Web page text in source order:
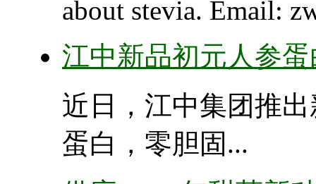
about stevia. Email:
江中新品初元人参
近日，江中集团推
蛋白，零胆固...